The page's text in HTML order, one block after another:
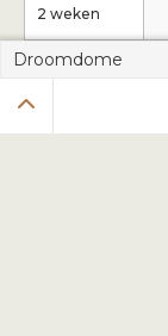
2 weken
Droomdome